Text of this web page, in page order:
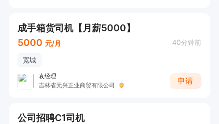
成手箱货司机【月薪5000】
5000 元/月 40分钟前
宽城
袁经理
吉林省元兴正业商贸有限公司
申请
公司招聘C1司机